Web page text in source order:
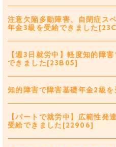
注意欠陥多動障害、自閉症ス
年金3級を受給できました
【週3日就労中】軽度知的障
できました[23B05]
知的障害で障害基礎年金2級
【パートで就労中】広範性発
受給できました[22906]